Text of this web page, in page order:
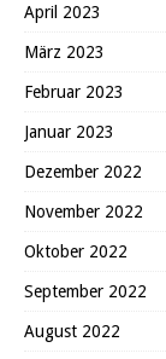
April 2023
März 2023
Februar 2023
Januar 2023
Dezember 2022
November 2022
Oktober 2022
September 2022
August 2022